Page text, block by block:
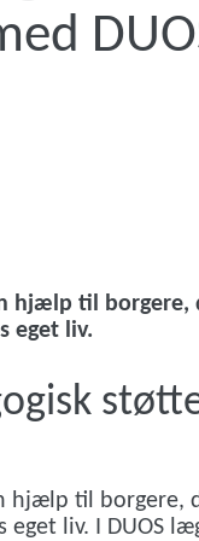
hjælp til borgere,
eget liv.
hjælp til borgere,
liv. I DUOS